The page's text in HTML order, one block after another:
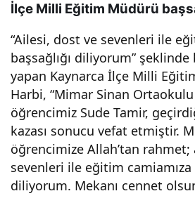
İlçe Milli Eğitim Müdürü
“Ailesi, dost ve sevenleri ile
başsağlığı diliyorum” şeklinde
yapan Kaynarca İlçe Milli
Harbi, “Mimar Sinan Ortaokulu
öğrencimiz Sude Tamir,
kazası sonucu vefat etmiştir.
öğrencimize Allah’tan
sevenleri ile eğitim camiamıza
diliyorum. Mekanı cennet
uluğ
una
uğu
rlan
dı